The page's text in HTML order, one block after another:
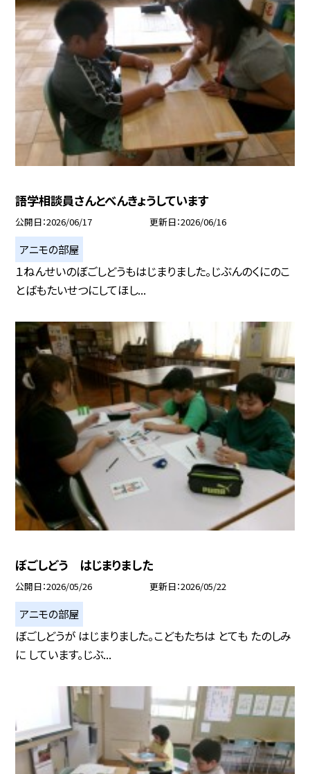
語学相談員さんとべんきょうしています
公開日 2026/06/17 更新日 2026/06/16
アニモの部屋
１ねんせいのぼごしどうもはじまりました。じぶんのくにのこ
とばもたいせつにしてほし...
ぼごしどう はじまりました
公開日 2026/05/26 更新日 2026/05/22
アニモの部屋
ぼごしどうが はじまりました。こどもたちは とても たのしみ
に しています。じぶ...